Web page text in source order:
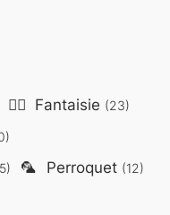
🧙‍♂️ Fantaisie (23)
🦜 Perroquet (12)